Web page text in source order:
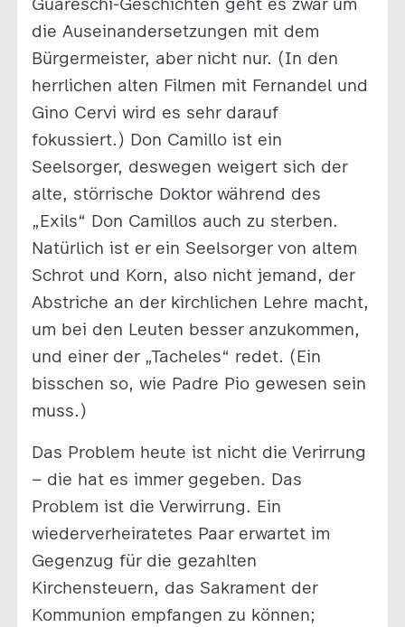
Guareschi-Geschichten geht es zwar um
die Auseinandersetzungen mit dem
Bürgermeister, aber nicht nur. (In den
herrlichen alten Filmen mit Fernandel und
Gino Cervi wird es sehr darauf
fokussiert.) Don Camillo ist ein
Seelsorger, deswegen weigert sich der
alte, störrische Doktor während des
„Exils“ Don Camillos auch zu sterben.
Natürlich ist er ein Seelsorger von altem
Schrot und Korn, also nicht jemand, der
Abstriche an der kirchlichen Lehre macht,
um bei den Leuten besser anzukommen,
und einer der „Tacheles“ redet. (Ein
bisschen so, wie Padre Pio gewesen sein
muss.)
Das Problem heute ist nicht die Verirrung
– die hat es immer gegeben. Das
Problem ist die Verwirrung. Ein
wiederverheiratetes Paar erwartet im
Gegenzug für die gezahlten
Kirchensteuern, das Sakrament der
Kommunion empfangen zu können;